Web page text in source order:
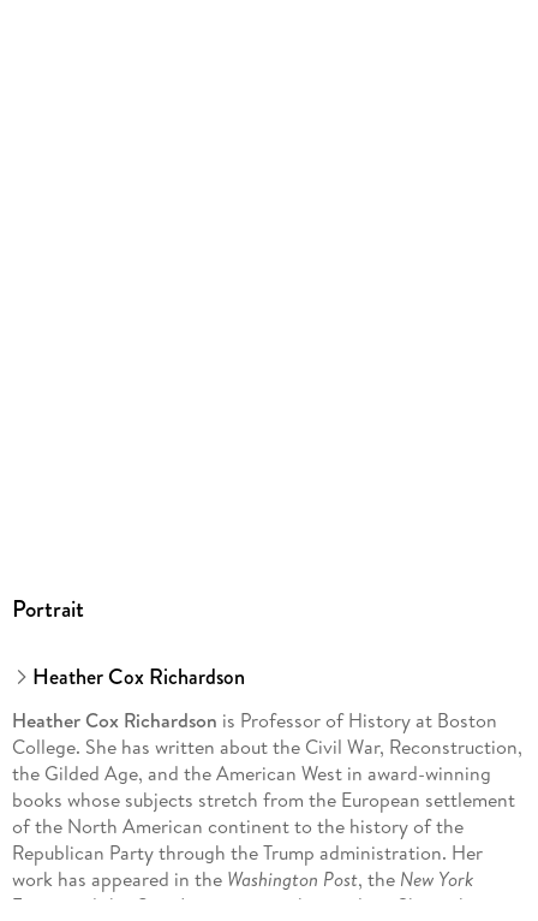
Portrait
Heather Cox Richardson
Heather Cox Richardson is Professor of History at Boston
College. She has written about the Civil War, Reconstruction,
the Gilded Age, and the American West in award-winning
books whose subjects stretch from the European settlement
of the North American continent to the history of the
Republican Party through the Trump administration. Her
work has appeared in the Washington Post, the New York
Times
, and the Guardian
, among other outlets. She is the